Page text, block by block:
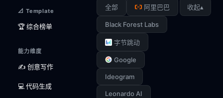
📐 Template
🏆 综合榜单
能力维度
✍️ 创意写作
💻 代码生成
全部 阿里巴巴
Black Forest Labs
字节跳动
Google
Ideogram
Leonardo AI
收起▴